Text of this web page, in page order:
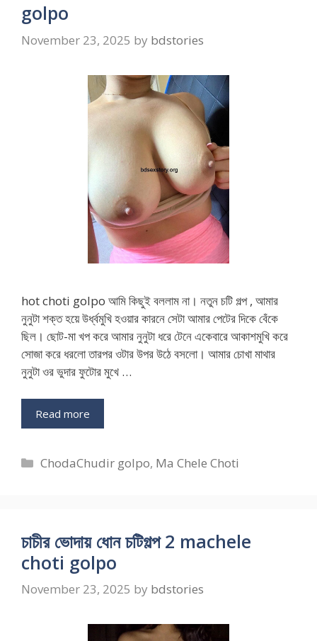
golpo
November 23, 2025 by bdstories
hot choti golpo আমি কিছুই বললাম না। নতুন চটি গল্প , আমার
নুনুটা শক্ত হয়ে উর্ধ্বমুখি হওয়ার কারনে সেটা আমার পেটের দিকে বেঁকে
ছিল। ছোট-মা খপ করে আমার নুনুটা ধরে টেনে একেবারে আকাশমুখি করে
সোজা করে ধরলো তারপর ওটার উপর উঠে বসলো। আমার চোখা মাথার
নুনুটা ওর ভুদার ফুটোর মুখে …
Read more
Categories
ChodaChudir golpo, Ma Chele Choti
চাচীর ভোদায় ধোন চটিগল্প 2 machele
choti golpo
November 23, 2025 by bdstories